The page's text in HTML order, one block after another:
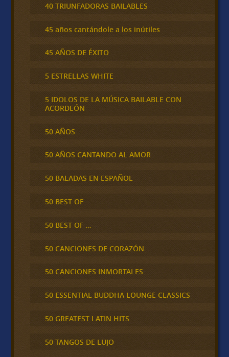
40 TRIUNFADORAS BAILABLES
45 años cantándole a los inútiles
45 AÑOS DE ÉXITO
5 ESTRELLAS WHITE
5 IDOLOS DE LA MÚSICA BAILABLE CON
ACORDEÓN
50 AÑOS
50 AÑOS CANTANDO AL AMOR
50 BALADAS EN ESPAÑOL
50 BEST OF
50 BEST OF …
50 CANCIONES DE CORAZÓN
50 CANCIONES INMORTALES
50 ESSENTIAL BUDDHA LOUNGE CLASSICS
50 GREATEST LATIN HITS
50 TANGOS DE LUJO